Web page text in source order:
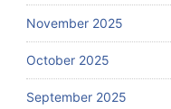
November 2025
October 2025
September 2025